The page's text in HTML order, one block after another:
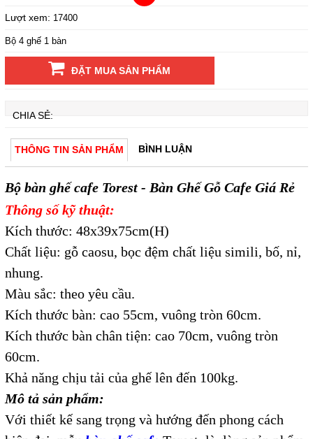
Lượt xem: 17400
Bộ 4 ghế 1 bàn
ĐẶT MUA SẢN PHẨM
CHIA SẺ:
THÔNG TIN SẢN PHẨM BÌNH LUẬN
Bộ bàn ghế cafe Torest - Bàn Ghế Gỗ Cafe Giá Rẻ
Thông số kỹ thuật:
Kích thước: 48x39x75cm(H)
Chất liệu: gỗ caosu, bọc đệm chất liệu simili, bố, nỉ,
nhung.
Màu sắc: theo yêu cầu.
Kích thước bàn: cao 55cm, vuông tròn 60cm.
Kích thước bàn chân tiện: cao 70cm, vuông tròn
60cm.
Khả năng chịu tải của ghế lên đến 100kg.
Mô tả sản phẩm:
Với thiết kế sang trọng và hướng đến phong cách